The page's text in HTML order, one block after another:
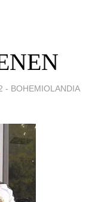
- BOHEMIOLANDIA